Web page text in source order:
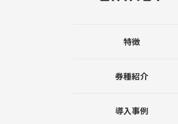
特徴
券種紹介
導入事例